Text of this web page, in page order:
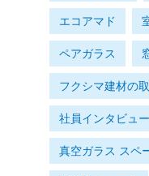
エコアマド
ペアガラス
フクシマ建材の
社員インタビュー
真空ガラス スペ